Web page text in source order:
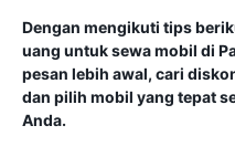
Dengan mengikuti tips
uang untuk sewa mobil di
pesan lebih awal, cari
dan pilih mobil yang tepat
Anda.